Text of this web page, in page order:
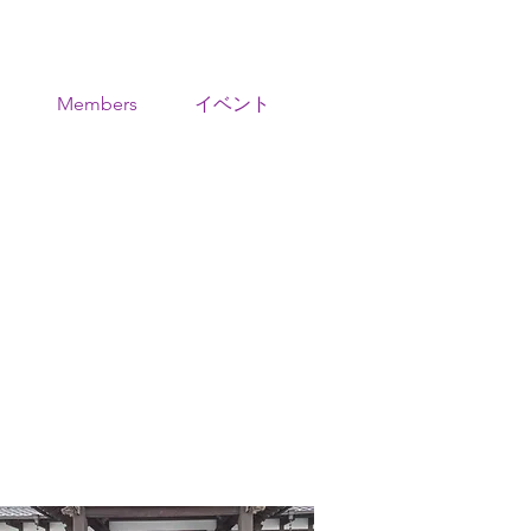
Members イベント